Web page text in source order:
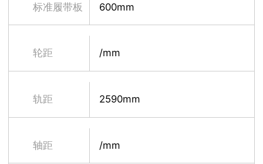
标准履带板 600mm
轮距 /mm
轨距 2590mm
轴距 /mm